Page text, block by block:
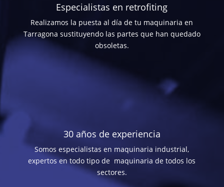
Especialistas en retrofiting
Realizamos la puesta al día de tu maquinaria en
Tarragona sustituyendo las partes que han quedado
obsoletas.
30 años de experiencia
Somos especialistas en maquinaria industrial,
expertos en todo tipo de maquinaria de todos los
sectores.